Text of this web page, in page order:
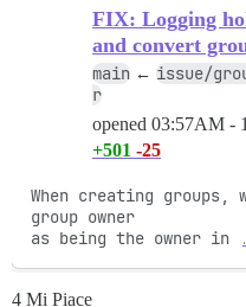
FIX: Logging
and convert
main ← issue/
r
opened 03:57AM -
+501 -25
When creating groups,
group owner
as being the owner in
4 Mi Piace